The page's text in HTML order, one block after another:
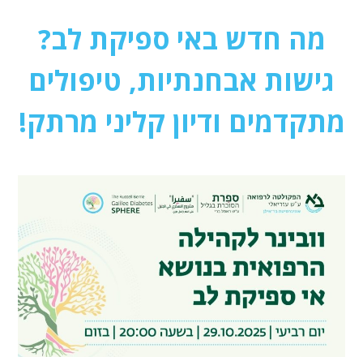
מה חדש באי ספיקת לב?
גישות אבחנתיות, טיפולים
מתקדמים ודיון קליני מרתק!